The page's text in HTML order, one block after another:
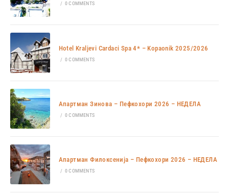
/ 0 COMMENTS
Hotel Kraljevi Cardaci Spa 4* – Kopaonik 2025/2026
/ 0 COMMENTS
Апартман Зинова – Пефкохори 2026 – НЕДЕЛА
/ 0 COMMENTS
Апартман Филоксенија – Пефкохори 2026 – НЕДЕЛА
/ 0 COMMENTS